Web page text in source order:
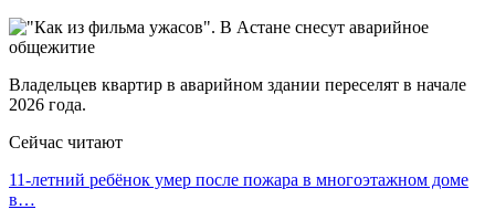
Владельцев квартир в аварийном здании переселят в начале
2026 года.
Сейчас читают
11-летний ребёнок умер после пожара в многоэтажном доме
в…